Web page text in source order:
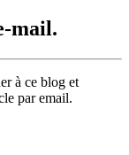
mail.
à ce blog et
par email.